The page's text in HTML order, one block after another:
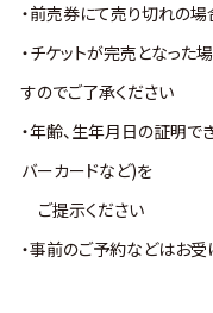
・前売券にて売り切れの
・チケットが完売となった
すのでご了承ください
・年齢、生年月日の証明
バーカードなど)を
ご提示ください
・事前のご予約などはお